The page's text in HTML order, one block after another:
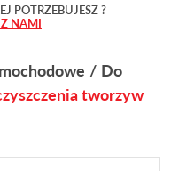
POTRZEBUJESZ ?
NAMI
Do
tworzyw